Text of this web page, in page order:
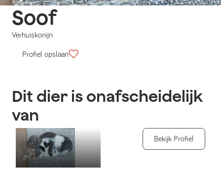
Soof
Verhuiskonijn
Profiel opslaan
Dit dier is onafscheidelijk
van
Bekijk Profiel